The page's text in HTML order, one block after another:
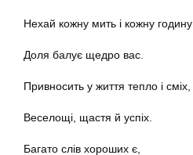
Нехай кожну мить і кожну годину
Доля балує щедро вас.
Привносить у життя тепло і сміх,
Веселощі, щастя й успіх.
Багато слів хороших є,